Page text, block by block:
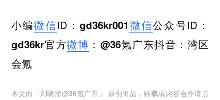
小编微信ID：gd36kr001 微信公众号ID：
gd36kr官方微博 ： @36氪广东抖音： 湾区
会氪
本文由「刘晓潼@36氪广东 」 原创出品，转载或内容合作请点